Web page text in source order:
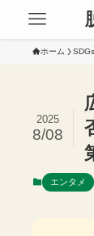
ホーム
2025
8/08
エンタメ